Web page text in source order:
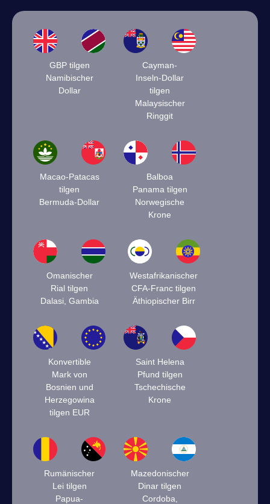
GBP tilgen
Namibischer
Dollar
Cayman-
Inseln-Dollar
tilgen
Malaysischer
Ringgit
Macao-Patacas
tilgen
Bermuda-Dollar
Balboa
Panama tilgen
Norwegische
Krone
Omanischer
Rial tilgen
Dalasi, Gambia
Westafrikanischer
CFA-Franc tilgen
Äthiopischer Birr
Konvertible
Mark von
Bosnien und
Herzegowina
tilgen EUR
Saint Helena
Pfund tilgen
Tschechische
Krone
Rumänischer
Lei tilgen
Papua-
Mazedonischer
Dinar tilgen
Cordoba,